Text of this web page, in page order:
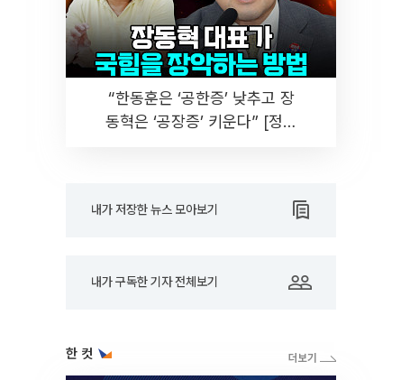
“한동훈은 ‘공한증’ 낮추고 장
동혁은 ‘공장증’ 키운다” [정치
내가 저장한 뉴스 모아보기
내가 구독한 기자 전체보기
한 컷